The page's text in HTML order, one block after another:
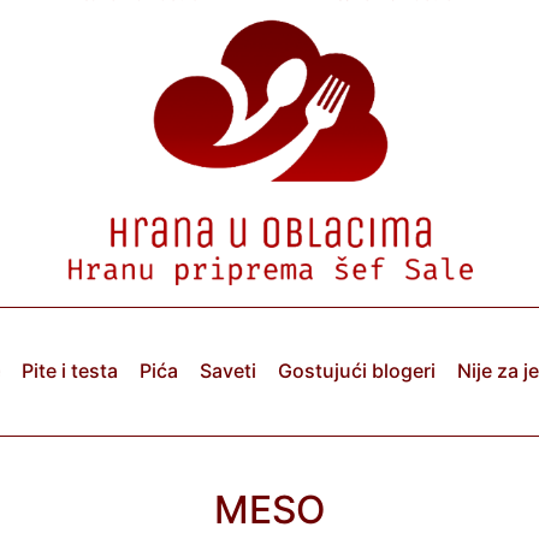
Pite i testa Pića Saveti Gostujući blogeri Nije za
MESO